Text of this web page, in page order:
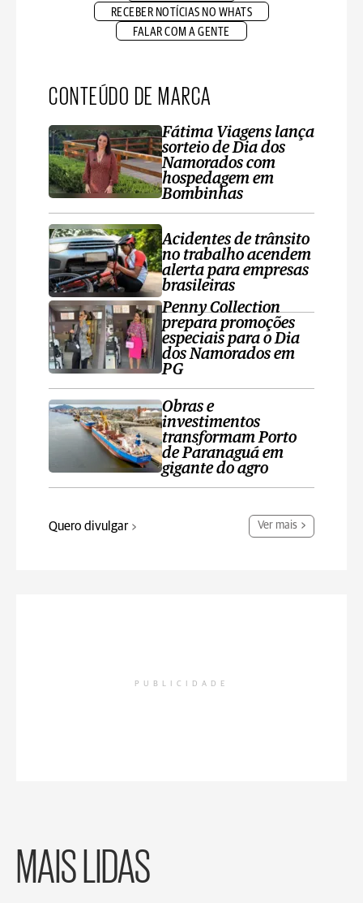
RECEBER NOTÍCIAS NO WHATS
FALAR COM A GENTE
CONTEÚDO DE MARCA
Fátima Viagens lança
sorteio de Dia dos
Namorados com
hospedagem em
Bombinhas
Acidentes de trânsito
no trabalho acendem
alerta para empresas
brasileiras
Penny Collection
prepara promoções
especiais para o Dia
dos Namorados em
PG
Obras e
investimentos
transformam Porto
de Paranaguá em
gigante do agro
Quero divulgar Ver mais
PUBLICIDADE
MAIS LIDAS